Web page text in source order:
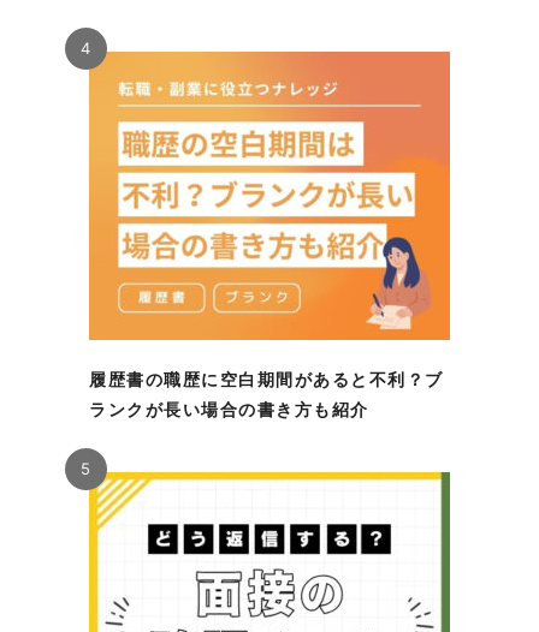
履歴書の職歴に空白期間があると不利？ブ
ランクが長い場合の書き方も紹介
4
5